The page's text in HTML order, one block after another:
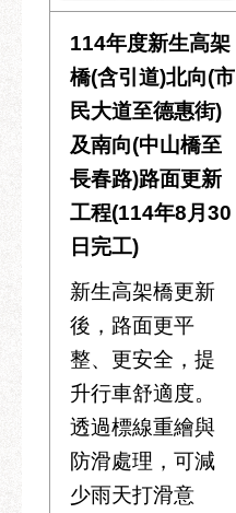
114年度新生高架
橋(含引道)北向(市
民大道至德惠街)
及南向(中山橋至
長春路)路面更新
工程(114年8月30
日完工)
新生高架橋更新
後，路面更平
整、更安全，提
升行車舒適度。
透過標線重繪與
防滑處理，可減
少雨天打滑意